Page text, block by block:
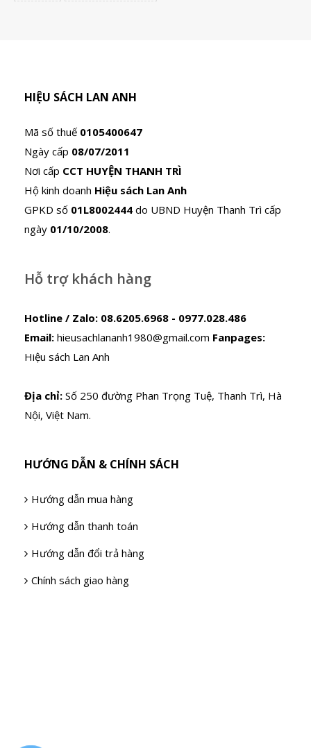
HIỆU SÁCH LAN ANH
Mã số thuế 0105400647
Ngày cấp 08/07/2011
Nơi cấp CCT HUYỆN THANH TRÌ
Hộ kinh doanh Hiệu sách Lan Anh
GPKD số 01L8002444 do UBND Huyện Thanh Trì cấp
ngày 01/10/2008.
Hỗ trợ khách hàng
Hotline / Zalo: 08.6205.6968 - 0977.028.486
Email: hieusachlananh1980@gmail.com Fanpages:
Hiệu sách Lan Anh
Địa chỉ: Số 250 đường Phan Trọng Tuệ, Thanh Trì, Hà
Nội, Việt Nam.
HƯỚNG DẪN & CHÍNH SÁCH
Hướng dẫn mua hàng
Hướng dẫn thanh toán
Hướng dẫn đổi trả hàng
Chính sách giao hàng